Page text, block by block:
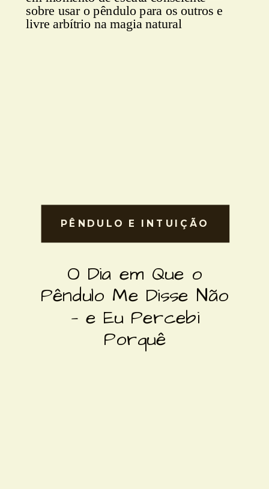
O Dia em Que o
Pêndulo Me Disse Não
— e Eu Percebi
Porquê
PÊNDULO E INTUIÇÃO